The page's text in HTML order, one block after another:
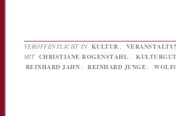
VERÖFFENTLICHT IN KULTUR
MIT CHRISTIANE BOGENSTAHL
REINHARD JAHN
REINHARD JUNGE